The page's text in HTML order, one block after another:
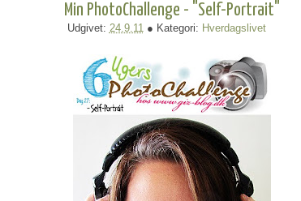
Min PhotoChallenge - "Self-Portrait"
Udgivet: 24.9.11 ● Kategori: Hverdagslivet